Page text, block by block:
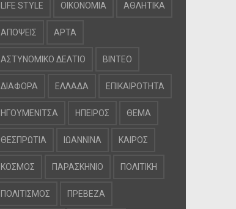
LIFE STYLE OIKONOMIA ΑΘΛΗΤΙΚΑ
ΑΠΟΨΕΙΣ ΑΡΤΑ
ΑΣΤΥΝΟΜΙΚΟ ΔΕΛΤΙΟ ΒΙΝΤΕΟ
ΔΙΑΦΟΡΑ ΕΛΛΑΔΑ ΕΠΙΚΑΙΡΟΤΗΤΑ
ΗΓΟΥΜΕΝΙΤΣΑ ΗΠΕΙΡΟΣ ΘΕΜΑ
ΘΕΣΠΡΩΤΙΑ ΙΩΑΝΝΙΝΑ ΚΑΙΡΟΣ
ΚΟΣΜΟΣ ΠΑΡΑΣΚΗΝΙΟ ΠΟΛΙΤΙΚΗ
ΠΟΛΙΤΙΣΜΟΣ ΠΡΕΒΕΖΑ